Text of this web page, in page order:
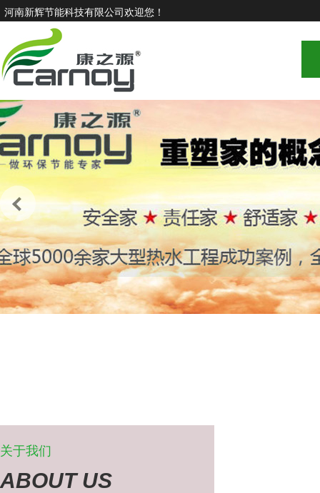
河南新辉节能科技有限公司欢迎您！
关于我们
ABOUT US